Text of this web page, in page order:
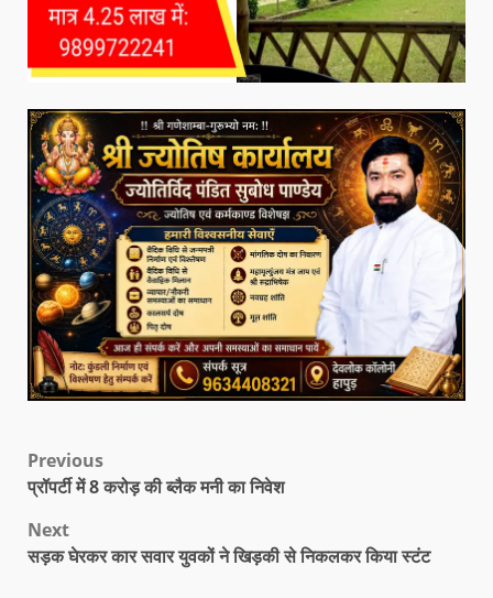
Previous
प्रॉपर्टी में 8 करोड़ की ब्लैक मनी का निवेश
Next
सड़क घेरकर कार सवार युवकों ने खिड़की से निकलकर किया स्टंट